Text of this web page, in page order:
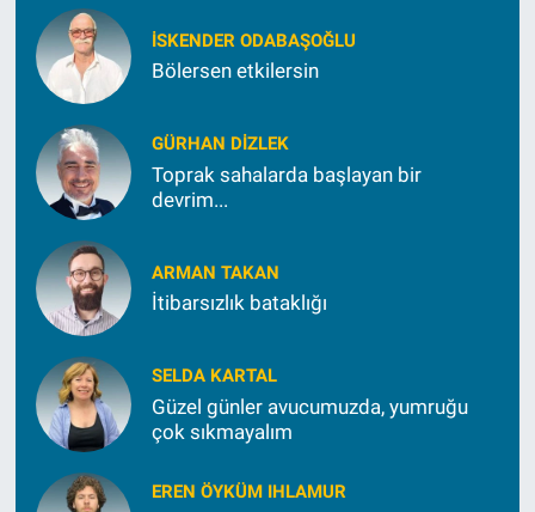
İSKENDER ODABAŞOĞLU
Bölersen etkilersin
GÜRHAN DIZLEK
Toprak sahalarda başlayan bir
devrim...
ARMAN TAKAN
İtibarsızlık bataklığı
SELDA KARTAL
Güzel günler avucumuzda, yumruğu
çok sıkmayalım
EREN ÖYKÜM IHLAMUR